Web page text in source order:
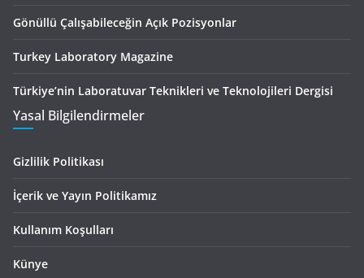
Gönüllü Çalışabileceğin Açık Pozisyonlar
Turkey Laboratory Magazine
Türkiye’nin Laboratuvar Teknikleri ve Teknolojileri Dergisi
Yasal Bilgilendirmeler
Gizlilik Politikası
İçerik ve Yayın Politikamız
Kullanım Koşulları
Künye